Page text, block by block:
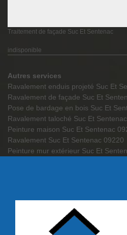
Traitement de façade Suc Et Sentenac
indisponible
Autres services
Ravalement enduis projeté Suc Et
Ravalement de façade Suc Et
Pose de bardage en bois Suc Et
Ravalement taloché Suc Et
Peinture maison Suc Et Sentenac
Ravalement Suc Et Sentenac 09220
Peinture mur extérieur Suc Et